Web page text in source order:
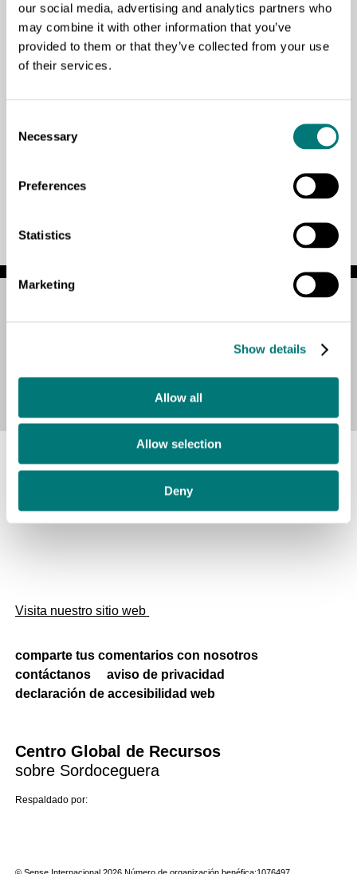
our social media, advertising and analytics partners who
may combine it with other information that you’ve
provided to them or that they’ve collected from your use
of their services.
Selection
Necessary
Preferences
Statistics
Marketing
Show details
Allow all
Allow selection
Deny
Orientaciones para la Atención de
Estudiantes con Sordoceguera
Orientaciones destinadas a mejorar la atención
pedagógicas y trabajo con familias.
नेपाली Română
Visita nuestro sitio web
comparte tus comentarios con nosotros
contáctanos
aviso de privacidad
declaración de accesibilidad web
Centro Global de Recursos
sobre Sordoceguera
Respaldado por: